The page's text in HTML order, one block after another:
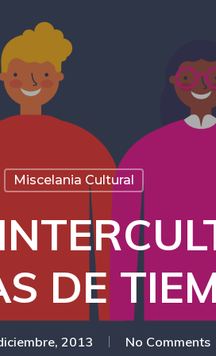
Miscelania Cultural
DE
2013 No Comments